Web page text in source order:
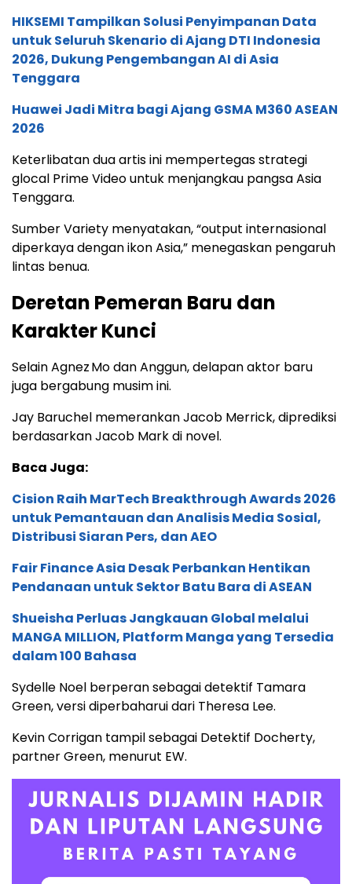
HIKSEMI Tampilkan Solusi Penyimpanan Data
untuk Seluruh Skenario di Ajang DTI Indonesia
2026, Dukung Pengembangan AI di Asia
Tenggara
Huawei Jadi Mitra bagi Ajang GSMA M360 ASEAN
2026
Keterlibatan dua artis ini mempertegas strategi
glocal Prime Video untuk menjangkau pangsa Asia
Tenggara.
Sumber Variety menyatakan, “output internasional
diperkaya dengan ikon Asia,” menegaskan pengaruh
lintas benua.
Deretan Pemeran Baru dan
Karakter Kunci
Selain Agnez Mo dan Anggun, delapan aktor baru
juga bergabung musim ini.
Jay Baruchel memerankan Jacob Merrick, diprediksi
berdasarkan Jacob Mark di novel.
Baca Juga:
Cision Raih MarTech Breakthrough Awards 2026
untuk Pemantauan dan Analisis Media Sosial,
Distribusi Siaran Pers, dan AEO
Fair Finance Asia Desak Perbankan Hentikan
Pendanaan untuk Sektor Batu Bara di ASEAN
Shueisha Perluas Jangkauan Global melalui
MANGA MILLION, Platform Manga yang Tersedia
dalam 100 Bahasa
Sydelle Noel berperan sebagai detektif Tamara
Green, versi diperbaharui dari Theresa Lee.
Kevin Corrigan tampil sebagai Detektif Docherty,
partner Green, menurut EW.